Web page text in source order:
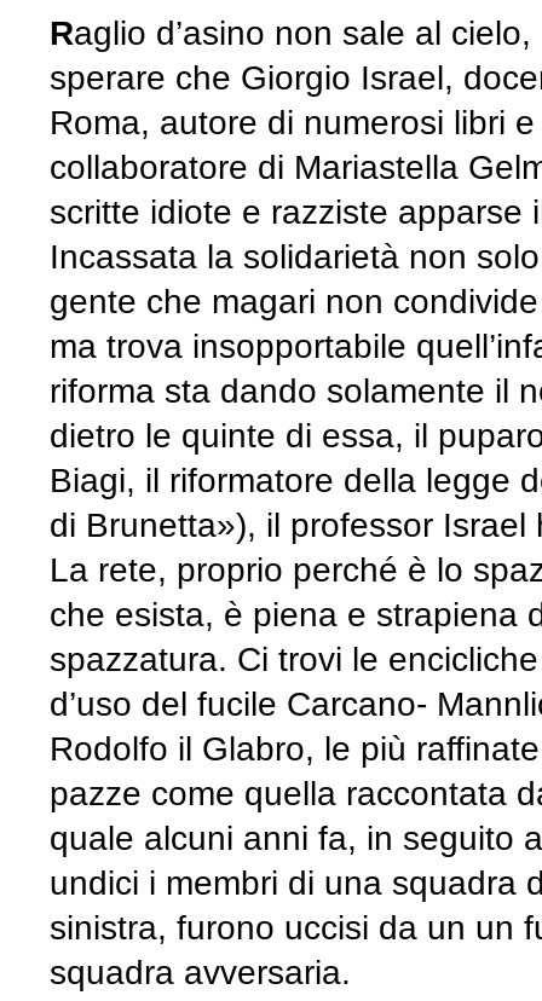
Raglio d’asino non sale al
sperare che Giorgio Israel,
Roma, autore di numerosi libri
collaboratore di Mariastella
scritte idiote e razziste apparse
Incassata la solidarietà non
gente che magari non
ma trova insopportabile
riforma sta dando solamente il
dietro le quinte di essa, il
Biagi, il riformatore della legge
di Brunetta»), il professor
La rete, proprio perché è lo
che esista, è piena e strapiena
spazzatura. Ci trovi le
d’uso del fucile Carcano-
Rodolfo il Glabro, le più
pazze come quella raccontata
quale alcuni anni fa, in seguito
undici i membri di una squadra
sinistra, furono uccisi da un un
squadra avversaria.